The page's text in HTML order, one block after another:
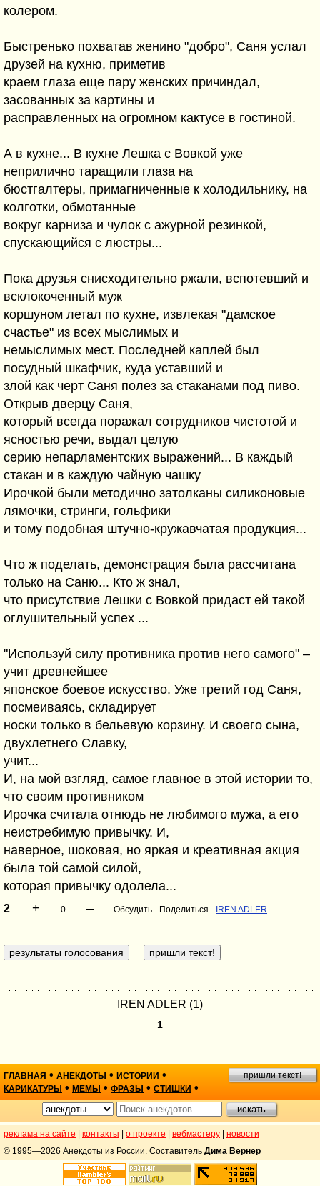
колером.
Быстренько похватав женино "добро", Саня услал
друзей на кухню, приметив
краем глаза еще пару женских причиндал,
засованных за картины и
расправленных на огромном кактусе в гостиной.
А в кухне... В кухне Лешка с Вовкой уже
неприлично таращили глаза на
бюстгалтеры, примагниченные к холодильнику, на
колготки, обмотанные
вокруг карниза и чулок с ажурной резинкой,
спускающийся с люстры...
Пока друзья снисходительно ржали, вспотевший и
всклокоченный муж
коршуном летал по кухне, извлекая "дамское
счастье" из всех мыслимых и
немыслимых мест. Последней каплей был
посудный шкафчик, куда уставший и
злой как черт Саня полез за стаканами под пиво.
Открыв дверцу Саня,
который всегда поражал сотрудников чистотой и
ясностью речи, выдал целую
серию непарламентских выражений... В каждый
стакан и в каждую чайную чашку
Ирочкой были методично затолканы силиконовые
лямочки, стринги, гольфики
и тому подобная штучно-кружавчатая продукция...
Что ж поделать, демонстрация была рассчитана
только на Саню... Кто ж знал,
что присутствие Лешки с Вовкой придаст ей такой
оглушительный успех ...
"Используй силу противника против него самого" –
учит древнейшее
японское боевое искусство. Уже третий год Саня,
посмеиваясь, складирует
носки только в бельевую корзину. И своего сына,
двухлетнего Славку,
учит...
И, на мой взгляд, самое главное в этой истории то,
что своим противником
Ирочка считала отнюдь не любимого мужа, а его
неистребимую привычку. И,
наверное, шоковая, но яркая и креативная акция
была той самой силой,
которая привычку одолела...
2 + 0 – Обсудить Поделиться IREN ADLER
IREN ADLER (1)
1
ГЛАВНАЯ • АНЕКДОТЫ • ИСТОРИИ •
КАРИКАТУРЫ • МЕМЫ • ФРАЗЫ • СТИШКИ •
пришли текст!
реклама на сайте контакты о проекте вебмастеру
новости
© 1995—2026 Анекдоты из России. Составитель Дима Вернер